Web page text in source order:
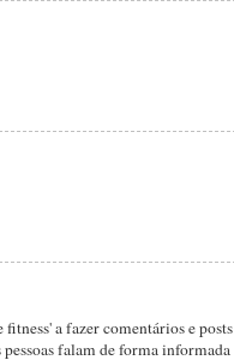
a fazer comentários e posts
pessoas falam de forma informada